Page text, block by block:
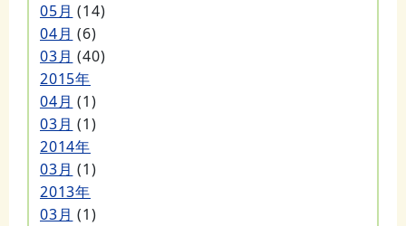
05月 (14)
04月 (6)
03月 (40)
2015年
04月 (1)
03月 (1)
2014年
03月 (1)
2013年
03月 (1)